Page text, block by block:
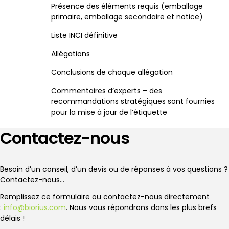
Présence des éléments requis (emballage
primaire, emballage secondaire et notice)
Liste INCI définitive
Allégations
Conclusions de chaque allégation
Commentaires d’experts – des
recommandations stratégiques sont fournies
pour la mise à jour de l’étiquette
Contactez-nous
Besoin d’un conseil, d’un devis ou de réponses à vos questions ?
Contactez-nous…
Remplissez ce formulaire ou contactez-nous directement
: info@biorius.com. Nous vous répondrons dans les plus brefs
délais !